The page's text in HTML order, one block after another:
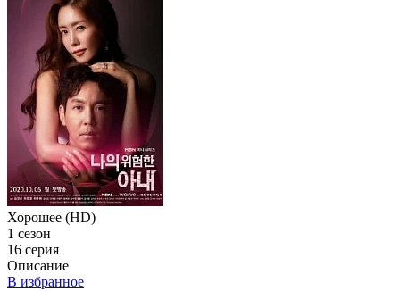
Хорошее (HD)
1 сезон
16 серия
Описание
В избранное